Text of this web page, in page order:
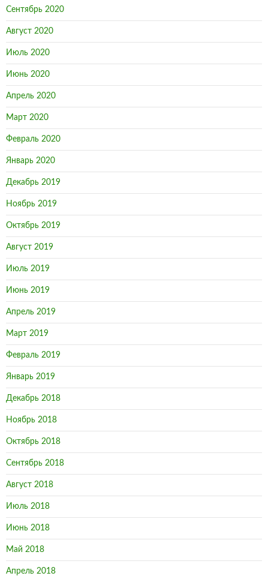
Сентябрь 2020
Август 2020
Июль 2020
Июнь 2020
Апрель 2020
Март 2020
Февраль 2020
Январь 2020
Декабрь 2019
Ноябрь 2019
Октябрь 2019
Август 2019
Июль 2019
Июнь 2019
Апрель 2019
Март 2019
Февраль 2019
Январь 2019
Декабрь 2018
Ноябрь 2018
Октябрь 2018
Сентябрь 2018
Август 2018
Июль 2018
Июнь 2018
Май 2018
Апрель 2018